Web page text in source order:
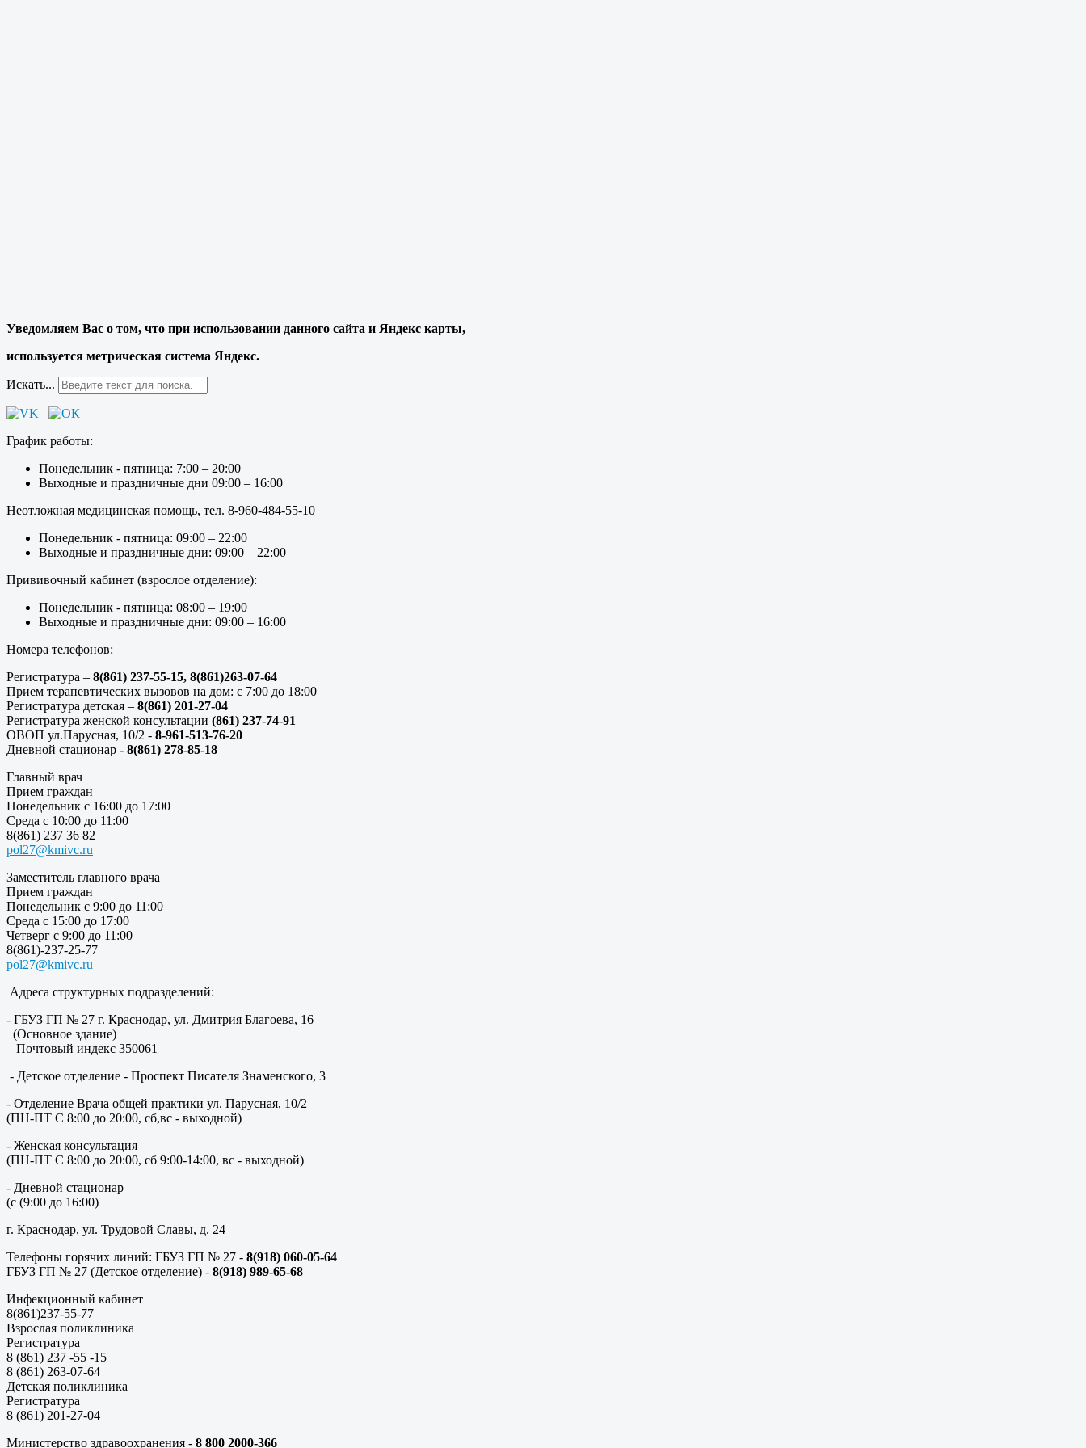
Уведомляем Вас о том, что при использовании данного сайта и Яндекс карты,
используется метрическая система Яндекс.
Искать...
График работы:
Понедельник - пятница: 7:00 – 20:00
Выходные и праздничные дни 09:00 – 16:00
Неотложная медицинская помощь, тел. 8-960-484-55-10
Понедельник - пятница: 09:00 – 22:00
Выходные и праздничные дни: 09:00 – 22:00
Прививочный кабинет (взрослое отделение):
Понедельник - пятница: 08:00 – 19:00
Выходные и праздничные дни: 09:00 – 16:00
Номера телефонов:
Регистратура – 8(861) 237-55-15, 8(861)263-07-64
Прием терапевтических вызовов на дом: с 7:00 до 18:00
Регистратура детская – 8(861) 201-27-04
Регистратура женской консультации (861) 237-74-91
ОВОП ул.Парусная, 10/2 - 8-961-513-76-20
Дневной стационар - 8(861) 278-85-18
Главный врач
Прием граждан
Понедельник с 16:00 до 17:00
Среда с 10:00 до 11:00
8(861) 237 36 82
pol27@kmivc.ru
Заместитель главного врача
Прием граждан
Понедельник с 9:00 до 11:00
Среда с 15:00 до 17:00
Четверг с 9:00 до 11:00
8(861)-237-25-77
pol27@kmivc.ru
Адреса структурных подразделений:
- ГБУЗ ГП № 27 г. Краснодар, ул. Дмитрия Благоева, 16
(Основное здание)
Почтовый индекс 350061
- Детское отделение - Проспект Писателя Знаменского, 3
- Отделение Врача общей практики ул. Парусная, 10/2
(ПН-ПТ С 8:00 до 20:00, сб,вс - выходной)
- Женская консультация
(ПН-ПТ С 8:00 до 20:00, сб 9:00-14:00, вс - выходной)
- Дневной стационар
(с (9:00 до 16:00)
г. Краснодар, ул. Трудовой Славы, д. 24
Телефоны горячих линий: ГБУЗ ГП № 27 - 8(918) 060-05-64
ГБУЗ ГП № 27 (Детское отделение) - 8(918) 989-65-68
Инфекционный кабинет
8(861)237-55-77
Взрослая поликлиника
Регистратура
8 (861) 237 -55 -15
8 (861) 263-07-64
Детская поликлиника
Регистратура
8 (861) 201-27-04
Министерство здравоохранения - 8 800 2000-366